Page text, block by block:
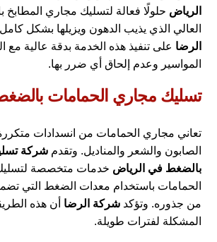
الرياض حلولًا فعالة لتسليك مجاري
العالي الذي يذيب الدهون ويزيلها بشكل
الرضا على تنفيذ هذه الخدمة بدقة عالية
المواسير وعدم إلحاق أي ضرر بها.
تسليك مجاري الحمامات
تعاني مجاري الحمامات من انسدادات
الصابون والشعر والمناديل. وتقدمشركة
بالضغط في الرياض خدمات متخصصة
الحمامات باستخدام معدات الضغط التي تضمن
من جذوره. وتؤكدشركة الرضا أن هذه
المشكلة لفترات طويلة.